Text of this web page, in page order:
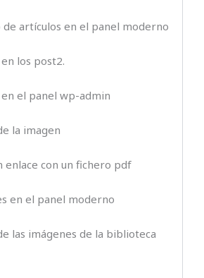
de artículos en el panel moderno
los post2.
el panel wp-admin
la imagen
enlace con un fichero pdf
en el panel moderno
las imágenes de la biblioteca